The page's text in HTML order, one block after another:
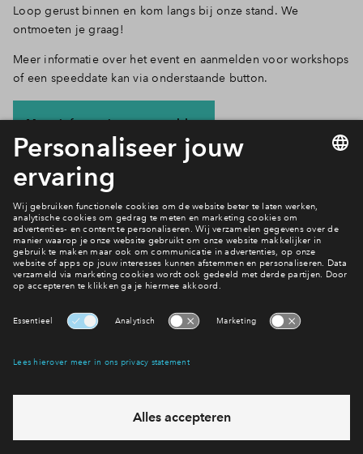
Loop gerust binnen en kom langs bij onze stand. We
ontmoeten je graag!
Meer informatie over het event en aanmelden voor workshops
of een speeddate kan via onderstaande button.
Meer informatie en aanmelden
Bekijk beschikbaar woningaanbod van De
Waalhoven
Hiermee blijf je op de hoogte van het belangrijkste nieuws en
Ja, ik wil mij aanmelden